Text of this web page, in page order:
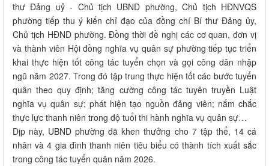
thư Đảng uỷ - Chủ tịch UBND phường, Chủ tịch HĐNVQS
phường tiếp thu ý kiến chỉ đạo của đồng chí Bí thư Đảng ủy,
Chủ tịch HĐND phường. Đồng thời đề nghị các cơ quan, đơn vị
và thành viên Hội đồng nghĩa vụ quân sự phường tiếp tục triển
khai thực hiện tốt công tác tuyển chọn và gọi công dân nhập
ngũ năm 2027. Trong đó tập trung thực hiện tốt các bước tuyển
quân theo quy định; tăng cường công tác tuyên truyền Luật
nghĩa vụ quân sự; phát hiện tạo nguồn đảng viên; nắm chắc
thực lực thanh niên trong độ tuổi thi hành nghĩa vụ quân sự…
Dịp này, UBND phường đã khen thưởng cho 7 tập thể, 14 cá
nhân và 4 gia đình thanh niên tiêu biểu có thành tích xuất sắc
trong công tác tuyển quân năm 2026.